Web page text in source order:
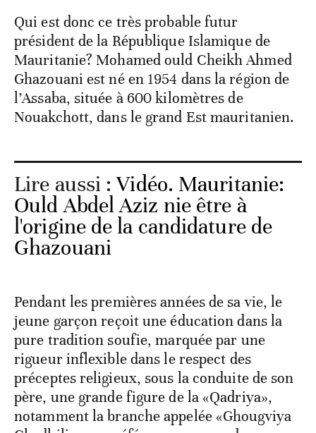
Qui est donc ce très probable futur
président de la République Islamique de
Mauritanie? Mohamed ould Cheikh Ahmed
Ghazouani est né en 1954 dans la région de
l’Assaba, située à 600 kilomètres de
Nouakchott, dans le grand Est mauritanien.
Lire aussi :Vidéo. Mauritanie:
Ould Abdel Aziz nie être à
l'origine de la candidature de
Ghazouani
Pendant les premières années de sa vie, le
jeune garçon reçoit une éducation dans la
pure tradition soufie, marquée par une
rigueur inflexible dans le respect des
préceptes religieux, sous la conduite de son
père, une grande figure de la «Qadriya»,
notamment la branche appelée «Ghougviya